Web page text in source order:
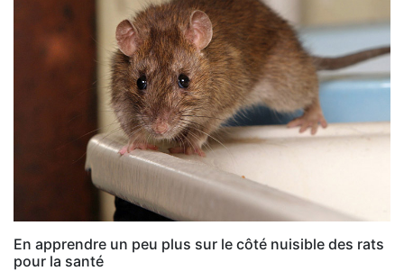
En apprendre un peu plus sur le côté nuisible des rats
pour la santé